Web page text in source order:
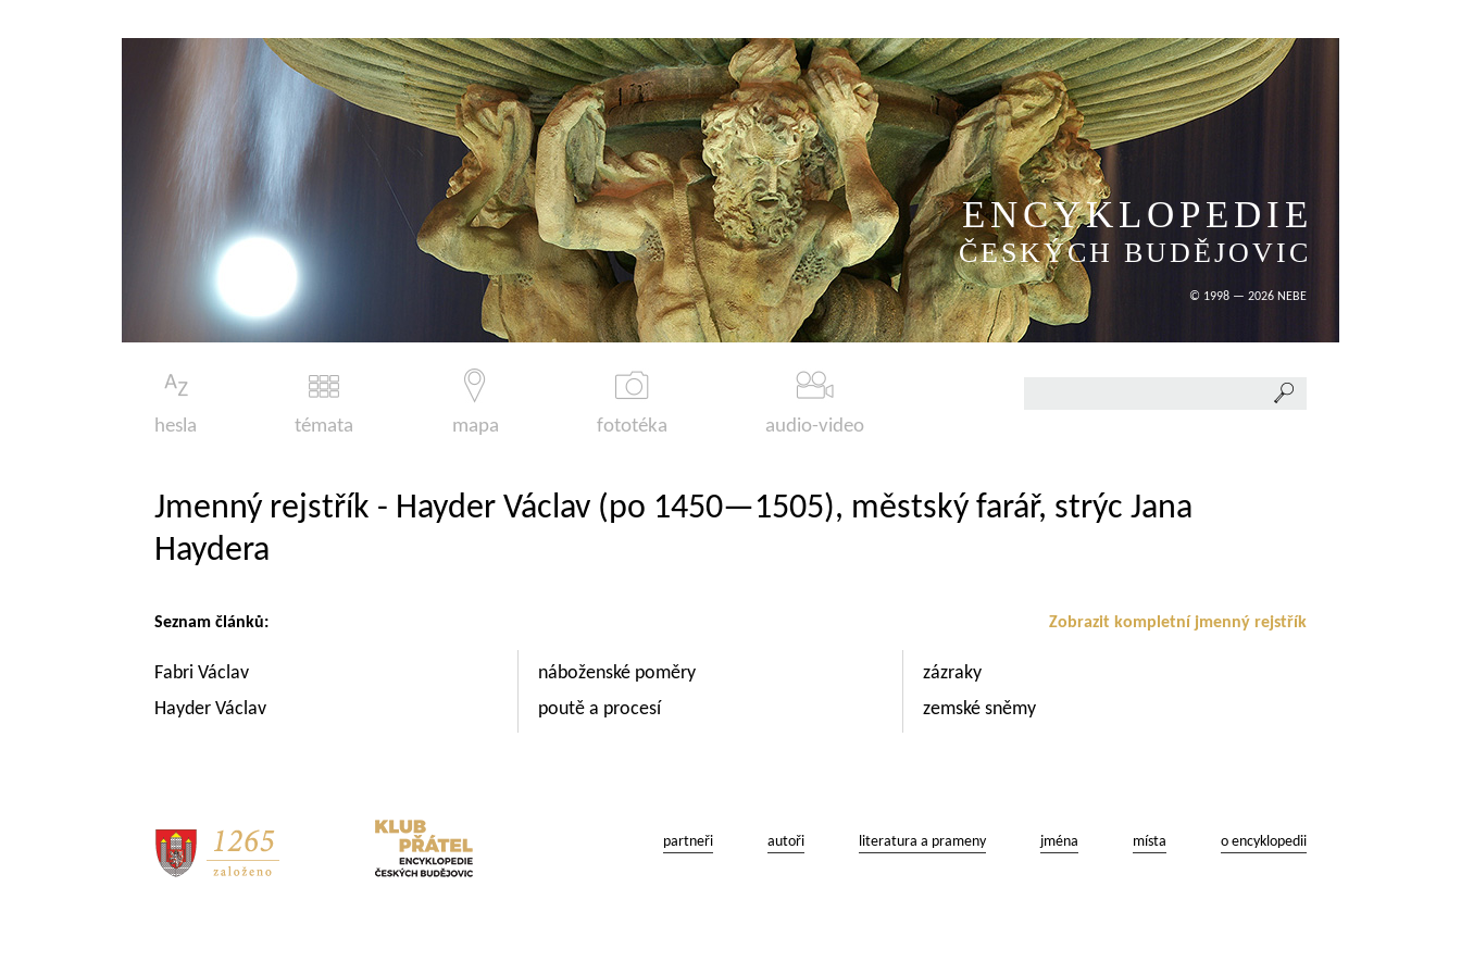
ENCYKLOPEDIE
ČESKÝCH BUDĚJOVIC
© 1998 — 2026 NEBE
hesla témata mapa fototéka audio-video
Jmenný rejstřík - Hayder Václav (po 1450—1505), městský farář, strýc Jana
Haydera
Zobrazit kompletní jmenný rejstřík
Seznam článků:
Fabri Václav
Hayder Václav
náboženské poměry
poutě a procesí
zázraky
zemské sněmy
partneři autoři literatura a prameny jména místa o encyklopedii